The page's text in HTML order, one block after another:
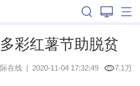
彩红薯节助脱贫
在线| 2020-11-04 17:32:49 7.1万